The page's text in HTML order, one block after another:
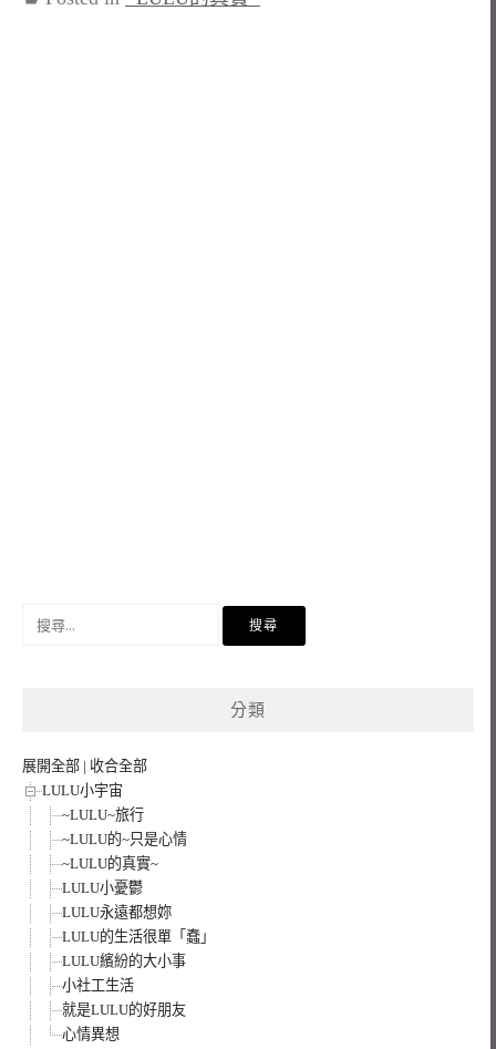
分類
展開全部 | 收合全部
LULU小宇宙
~LULU~旅行
~LULU的~只是心情
~LULU的真實~
LULU小憂鬱
LULU永遠都想妳
LULU的生活很單「蠢」
LULU繽紛的大小事
小社工生活
就是LULU的好朋友
心情異想